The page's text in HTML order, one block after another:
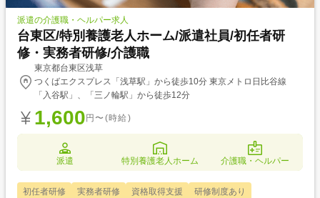
派遣の介護職・ヘルパー求人
台東区/特別養護老人ホーム/派遣社員/初任者研
修・実務者研修/介護職
東京都台東区浅草
つくばエクスプレス「浅草駅」から徒歩10分 東京メトロ日比谷線
「入谷駅」、「三ノ輪駅」から徒歩12分
1,600 円〜(時給)
派遣 特別養護老人ホーム 介護職・ヘルパー
初任者研修 実務者研修 資格取得支援
研修制度あり